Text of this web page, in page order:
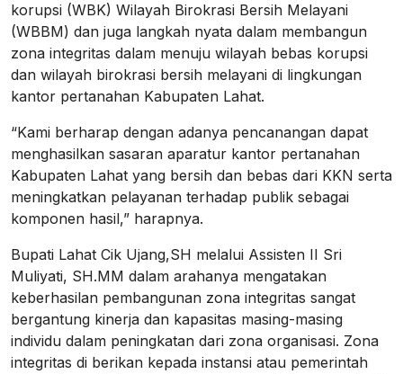
korupsi (WBK) Wilayah Birokrasi Bersih Melayani
(WBBM) dan juga langkah nyata dalam membangun
zona integritas dalam menuju wilayah bebas korupsi
dan wilayah birokrasi bersih melayani di lingkungan
kantor pertanahan Kabupaten Lahat.
“Kami berharap dengan adanya pencanangan dapat
menghasilkan sasaran aparatur kantor pertanahan
Kabupaten Lahat yang bersih dan bebas dari KKN serta
meningkatkan pelayanan terhadap publik sebagai
komponen hasil,” harapnya.
Bupati Lahat Cik Ujang,SH melalui Assisten II Sri
Muliyati, SH.MM dalam arahanya mengatakan
keberhasilan pembangunan zona integritas sangat
bergantung kinerja dan kapasitas masing-masing
individu dalam peningkatan dari zona organisasi. Zona
integritas di berikan kepada instansi atau pemerintah